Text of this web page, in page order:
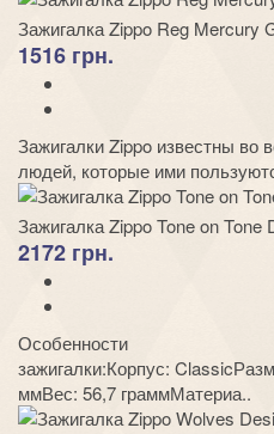
Зажигалка Zippo Reg Mercury
1516 грн.
Зажигалки Zippo известны во
людей, которые ими
Зажигалка Zippo Tone on Tone
2172 грн.
Особенности
зажигалки:Корпус:
ммВес: 56,7 граммМатериа..